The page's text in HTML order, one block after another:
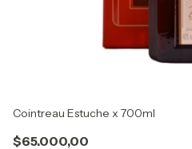
Cointreau Estuche x 700ml
$65.000,00